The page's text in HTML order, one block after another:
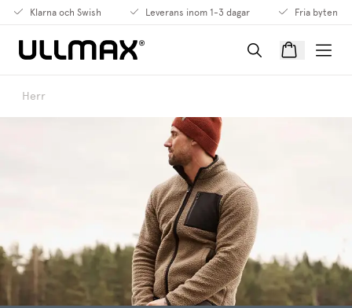
Klarna och Swish Leverans inom 1-3 dagar Fria byten
Herr